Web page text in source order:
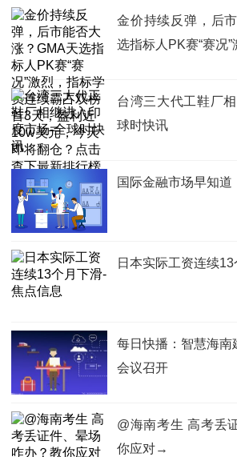
金价持续反弹，后
选指标人PK赛“赛况
霸占双榜首3天，
即将翻仓？点击查下
台湾三大代工鞋厂
球时快讯
国际金融市场早知道
日本实际工资连续
每日快播：智慧海南
会议召开
@海南考生 高考丢
你应对→